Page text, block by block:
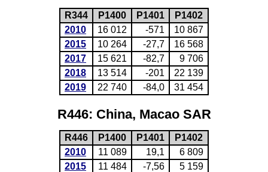
R344 P1400 P1401
P1402
2010
16 012 -571
10 867
2015
10 264 -27,7
16 568
2017
15 621 -82,7
9 706
2018
13 514 -201
22 139
2019
22 740 -84,0 31 454
R446: China, Macao SAR
R446 P1400 P1401
P1402
2010
11 089 19,1
6 809
2015
11 484 -7,56
5 159